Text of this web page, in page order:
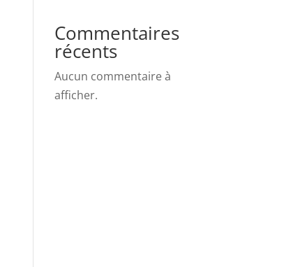
Commentaires
récents
Aucun commentaire à
afficher.